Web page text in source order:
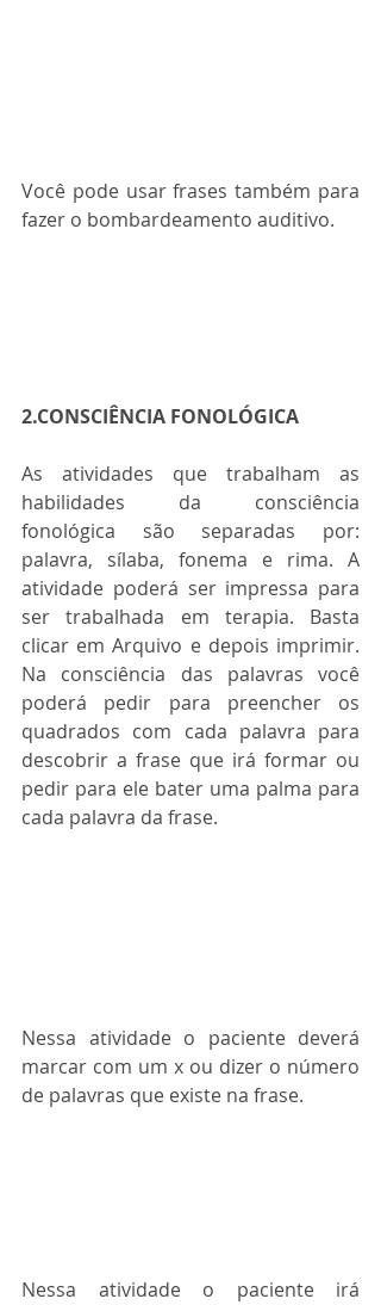
Você pode usar frases também para
fazer o bombardeamento auditivo.
2.CONSCIÊNCIA FONOLÓGICA
As atividades que trabalham as
habilidades da consciência
fonológica são separadas por:
palavra, sílaba, fonema e rima. A
atividade poderá ser impressa para
ser trabalhada em terapia. Basta
clicar em Arquivo e depois imprimir.
Na consciência das palavras você
poderá pedir para preencher os
quadrados com cada palavra para
descobrir a frase que irá formar ou
pedir para ele bater uma palma para
cada palavra da frase.
Nessa atividade o paciente deverá
marcar com um x ou dizer o número
de palavras que existe na frase.
Nessa atividade o paciente irá